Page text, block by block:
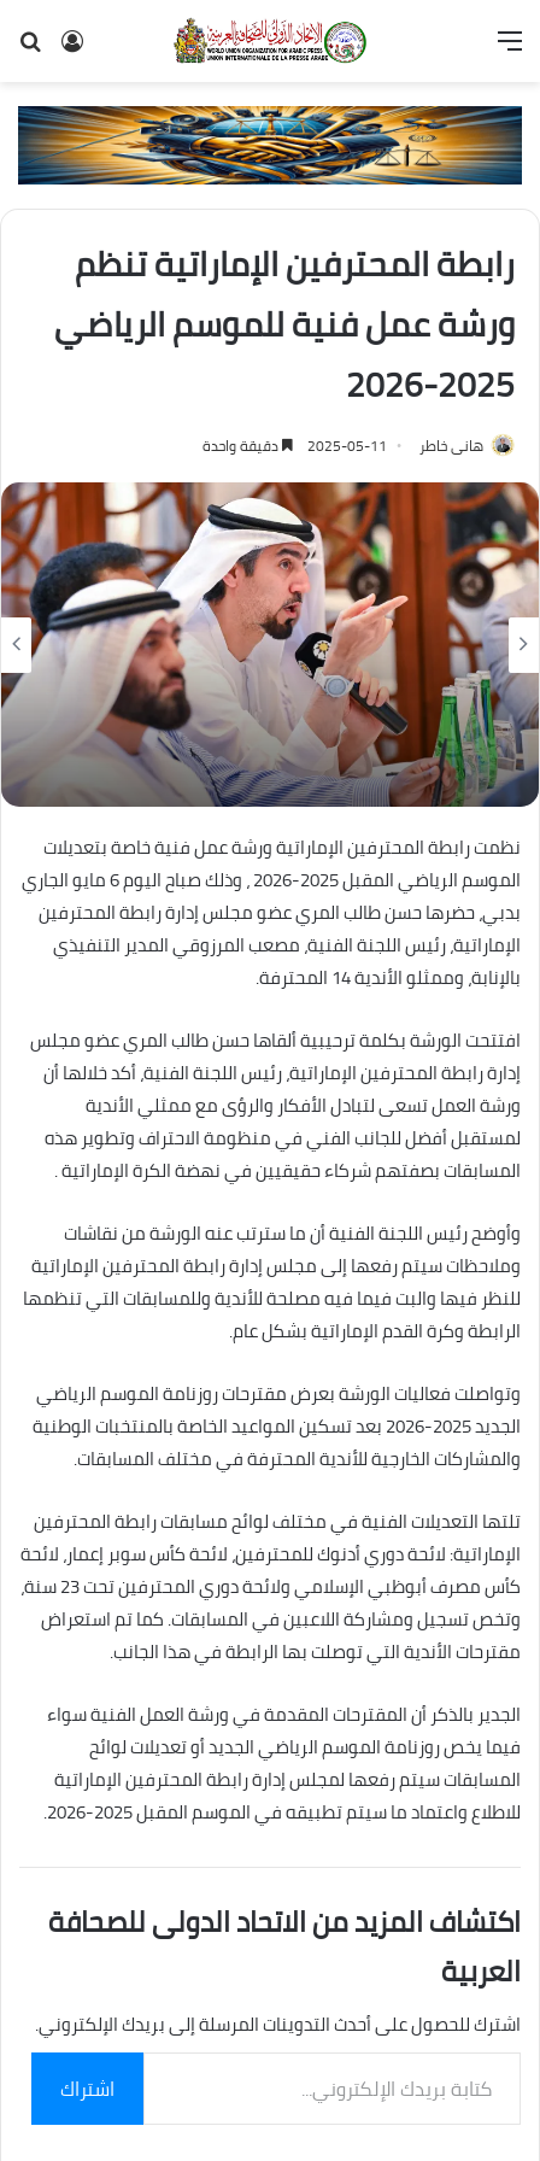
تسجيل
القائمة
رابطة المحترفين الإماراتية تنظم
ورشة عمل فنية للموسم الرياضي
2025-2026
هانى خاطر 2025-05-11 دقيقة واحدة
نظمت رابطة المحترفين الإماراتية ورشة عمل فنية خاصة بتعديلات
الموسم الرياضي المقبل 2025-2026 ، وذلك صباح اليوم 6 مايو الجاري
بدبي، حضرها حسن طالب المري عضو مجلس إدارة رابطة المحترفين
الإماراتية، رئيس اللجنة الفنية، مصعب المرزوقي المدير التنفيذي
بالإنابة، وممثلو الأندية 14 المحترفة.
افتتحت الورشة بكلمة ترحيبية ألقاها حسن طالب المري عضو مجلس
إدارة رابطة المحترفين الإماراتية، رئيس اللجنة الفنية، أكد خلالها أن
ورشة العمل تسعى لتبادل الأفكار والرؤى مع ممثلي الأندية
لمستقبل أفضل للجانب الفني في منظومة الاحتراف وتطوير هذه
المسابقات بصفتهم شركاء حقيقيين في نهضة الكرة الإماراتية .
وأوضح رئيس اللجنة الفنية أن ما سترتب عنه الورشة من نقاشات
وملاحظات سيتم رفعها إلى مجلس إدارة رابطة المحترفين الإماراتية
للنظر فيها والبت فيما فيه مصلحة للأندية وللمسابقات التي تنظمها
الرابطة وكرة القدم الإماراتية بشكل عام.
وتواصلت فعاليات الورشة بعرض مقترحات روزنامة الموسم الرياضي
الجديد 2025-2026 بعد تسكين المواعيد الخاصة بالمنتخبات الوطنية
والمشاركات الخارجية للأندية المحترفة في مختلف المسابقات.
تلتها التعديلات الفنية في مختلف لوائح مسابقات رابطة المحترفين
الإماراتية: لائحة دوري أدنوك للمحترفين، لائحة كأس سوبر إعمار، لائحة
كأس مصرف أبوظبي الإسلامي ولائحة دوري المحترفين تحت 23 سنة،
وتخص تسجيل ومشاركة اللاعبين في المسابقات. كما تم استعراض
مقترحات الأندية التي توصلت بها الرابطة في هذا الجانب.
الجدير بالذكر أن المقترحات المقدمة في ورشة العمل الفنية سواء
فيما يخص روزنامة الموسم الرياضي الجديد أو تعديلات لوائح
المسابقات سيتم رفعها لمجلس إدارة رابطة المحترفين الإماراتية
للاطلاع واعتماد ما سيتم تطبيقه في الموسم المقبل 2025-2026.
اكتشاف المزيد من الاتحاد الدولى للصحافة
العربية
اشترك للحصول على أحدث التدوينات المرسلة إلى بريدك الإلكتروني.
بريدك
الإلكتروني...
اشتراك